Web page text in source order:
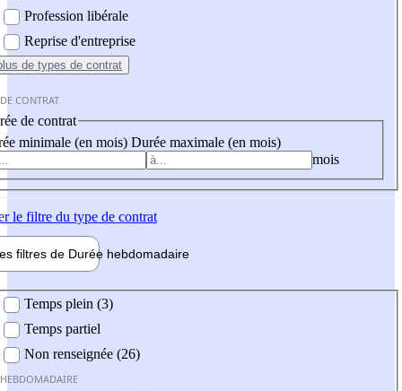
Profession libérale
Reprise d'entreprise
de types de contrat
CONTRAT
de contrat
minimale (en mois) Durée maximale (en mois)
mois
le filtre du type de contrat
filtres de Durée hebdomadaire
Temps plein (3)
Temps partiel
Non renseignée (26)